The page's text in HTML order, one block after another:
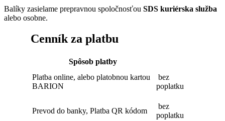
Balíky zasielame prepravnou spoločnosťou SDS kuriérska služba
alebo osobne.
Cenník za platbu
Spôsob platby
Platba online, alebo platobnou kartou
BARION
bez
poplatku
Prevod do banky, Platba QR kódom
bez
poplatku